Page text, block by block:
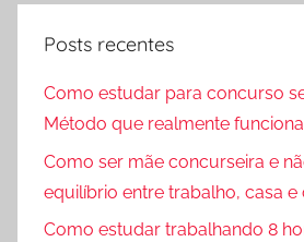
Posts recentes
Como estudar para concurso
Método que realmente funciona
Como ser mãe concurseira e
equilíbrio entre trabalho, casa e
Como estudar trabalhando 8